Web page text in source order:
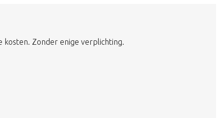
kosten. Zonder enige verplichting.